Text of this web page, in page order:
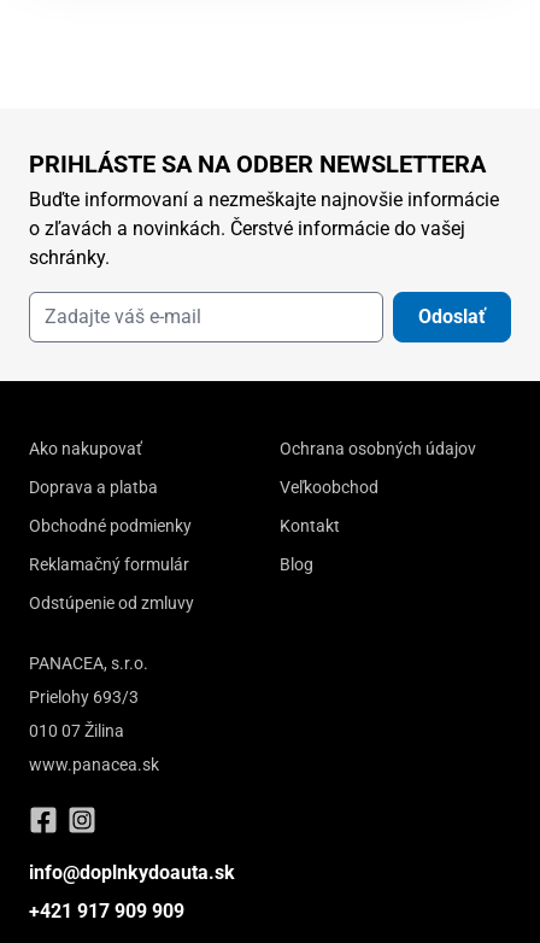
PRIHLÁSTE SA NA ODBER NEWSLETTERA
Buďte informovaní a nezmeškajte najnovšie informácie
o zľavách a novinkách. Čerstvé informácie do vašej
schránky.
Odoslať
Ako nakupovať
Doprava a platba
Obchodné podmienky
Reklamačný formulár
Odstúpenie od zmluvy
Ochrana osobných údajov
Veľkoobchod
Kontakt
Blog
PANACEA, s.r.o.
Prielohy 693/3
010 07 Žilina
www.panacea.sk
info@doplnkydoauta.sk
+421 917 909 909